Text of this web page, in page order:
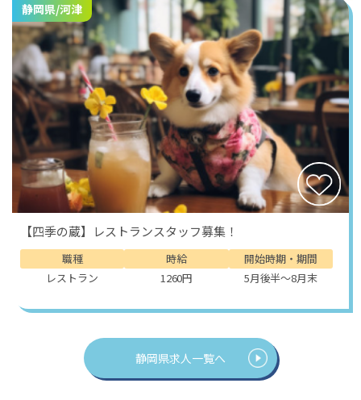
静岡県/河津
【四季の蔵】レストランスタッフ募集！
職種
レストラン
時給
1260円
開始時期・期間
5月後半～8月末
静岡県求人一覧へ